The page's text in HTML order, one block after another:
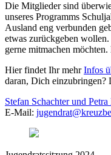
Die Mitglieder sind
unseres Programms
Ausland eng verbunden
etwas zurückgeben
gerne mitmachen
Hier findet Ihr mehrInfos
daran, Dich einzubringen?
Stefan Schachter und
E-Mail: